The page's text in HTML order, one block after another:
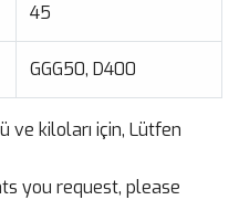
45
GGG50, D400
ve kiloları için, Lütfen
you request, please